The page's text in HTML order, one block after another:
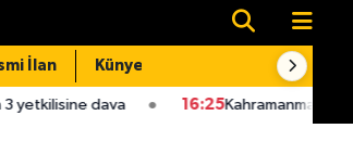
İlan Künye
16:25Kahramanmaraş Onikişubat’ta